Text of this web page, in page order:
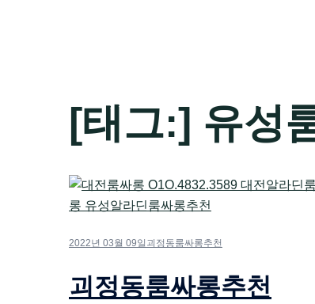
[태그:] 유성
2022년 03월 09일 괴정동룸싸롱추천
괴정동룸싸롱추천